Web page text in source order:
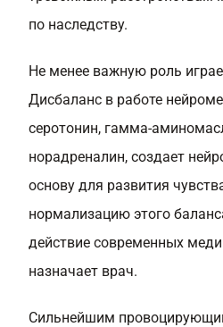
по наследству.
Не менее важную роль
Дисбаланс в работе
серотонин, гамма-
норадреналин, создает
основу для развития
нормализацию этого
действие современных
назначает врач.
Сильнейшим